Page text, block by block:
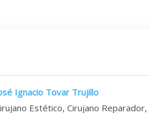
Ignacio Tovar Trujillo
Estético, Cirujano Reparador,